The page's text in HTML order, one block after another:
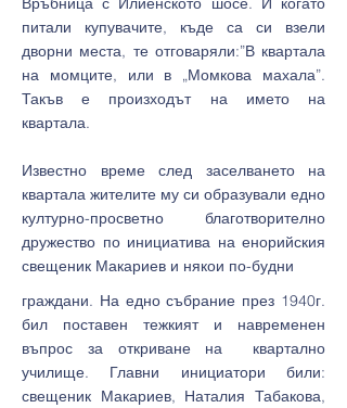
питали купувачите, къде са си взели
дворни места, те отговаряли:”В квартала
на момците, или в „Момкова махала”.
Такъв е произходът на името на
квартала.
Известно време след заселването на
квартала жителите му си образували едно
културно-просветно благотворително
дружество по инициатива на енорийския
свещеник Макариев и някои по-будни
граждани. На едно събрание през 1940г.
бил поставен тежкият и навременен
въпрос за откриване на квартално
училище. Главни инициатори били:
свещеник Макариев, Наталия Табакова,